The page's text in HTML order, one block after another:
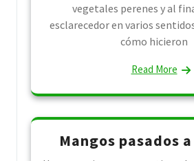
vegetales perenes y al
esclarecedor en varios
cómo hicieron
Read More
Mangos pasados